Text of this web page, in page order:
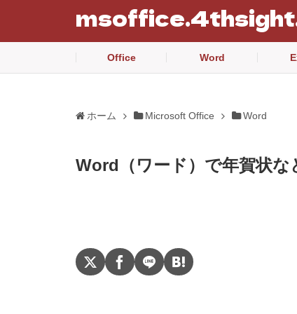
Office Word
ホーム Microsoft Office Word
Word（ワード）で年賀状